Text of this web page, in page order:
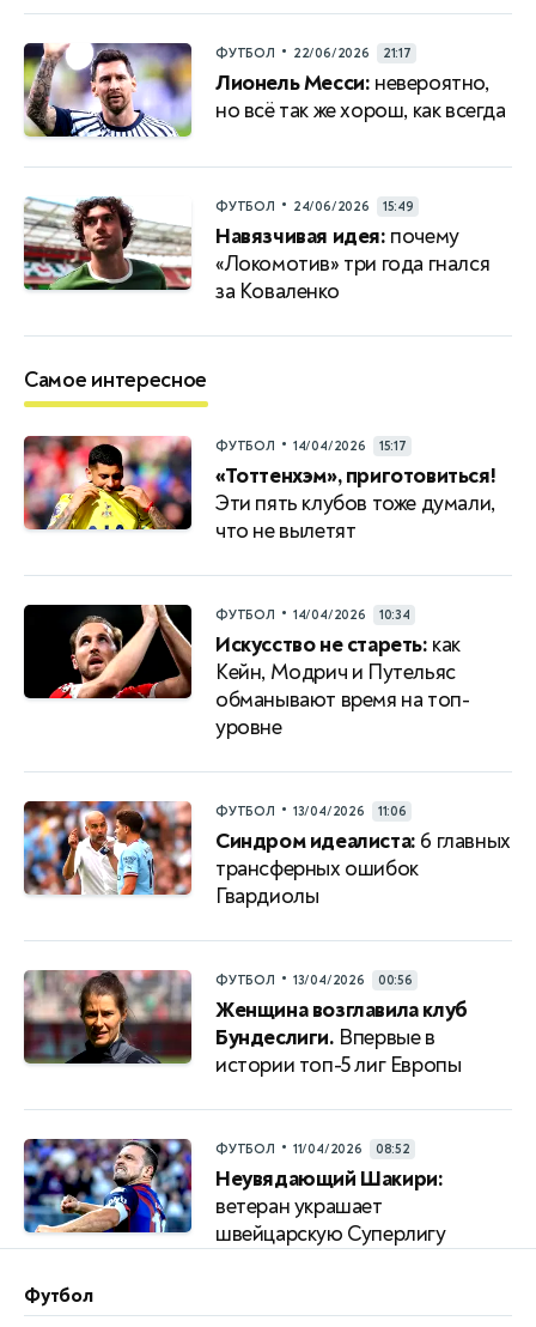
ФУТБОЛ • 22/06/2026 21:17
Лионель Месси: невероятно,
но всё так же хорош, как всегда
ФУТБОЛ • 24/06/2026 15:49
Навязчивая идея: почему
«Локомотив» три года гнался
за Коваленко
Самое интересное
ФУТБОЛ • 14/04/2026 15:17
«Тоттенхэм», приготовиться!
Эти пять клубов тоже думали,
что не вылетят
ФУТБОЛ • 14/04/2026 10:34
Искусство не стареть: как
Кейн, Модрич и Путельяс
обманывают время на топ-
уровне
ФУТБОЛ • 13/04/2026 11:06
Синдром идеалиста: 6 главных
трансферных ошибок
Гвардиолы
ФУТБОЛ • 13/04/2026 00:56
Женщина возглавила клуб
Бундеслиги. Впервые в
истории топ-5 лиг Европы
ФУТБОЛ • 11/04/2026 08:52
Неувядающий Шакири:
ветеран украшает
швейцарскую Суперлигу
Футбол